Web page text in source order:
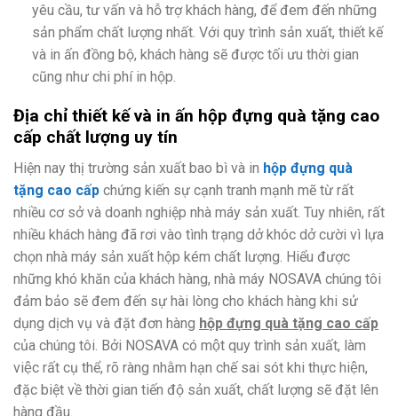
yêu cầu, tư vấn và hỗ trợ khách hàng, để đem đến những
sản phẩm chất lượng nhất. Với quy trình sản xuất, thiết kế
và in ấn đồng bộ, khách hàng sẽ được tối ưu thời gian
cũng như chi phí in hộp.
Địa chỉ thiết kế và in ấn hộp đựng quà tặng cao
cấp chất lượng uy tín
Hiện nay thị trường sản xuất bao bì và in hộp đựng quà
tặng cao cấp chứng kiến sự cạnh tranh mạnh mẽ từ rất
nhiều cơ sở và doanh nghiệp nhà máy sản xuất. Tuy nhiên, rất
nhiều khách hàng đã rơi vào tình trạng dở khóc dở cười vì lựa
chọn nhà máy sản xuất hộp kém chất lượng. Hiểu được
những khó khăn của khách hàng, nhà máy NOSAVA chúng tôi
đảm bảo sẽ đem đến sự hài lòng cho khách hàng khi sử
dụng dịch vụ và đặt đơn hàng hộp đựng quà tặng cao cấp
của chúng tôi. Bởi NOSAVA có một quy trình sản xuất, làm
việc rất cụ thể, rõ ràng nhằm hạn chế sai sót khi thực hiện,
đặc biệt về thời gian tiến độ sản xuất, chất lượng sẽ đặt lên
hàng đầu.